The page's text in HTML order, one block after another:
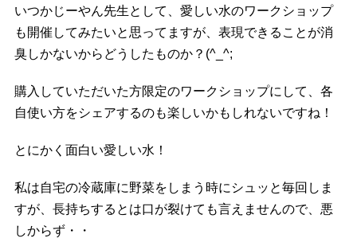
いつかじーやん先生として、愛しい水のワークショップ
も開催してみたいと思ってますが、表現できることが消
臭しかないからどうしたものか？(^_^;
購入していただいた方限定のワークショップにして、各
自使い方をシェアするのも楽しいかもしれないですね！
とにかく面白い愛しい水！
私は自宅の冷蔵庫に野菜をしまう時にシュッと毎回しま
すが、長持ちするとは口が裂けても言えませんので、悪
しからず・・